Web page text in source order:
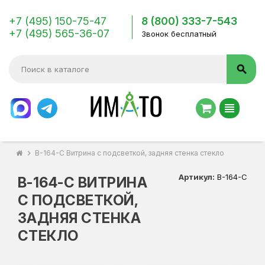
+7 (495) 150-75-47
+7 (495) 565-36-07
8 (800) 333-7-543
Звонок бесплатный
search
view_headline
chevron_right В-164-С Витрина с подсветкой, задняя стенка стекло
В-164-С ВИТРИНА
С ПОДСВЕТКОЙ,
ЗАДНЯЯ СТЕНКА
СТЕКЛО
Артикул: В-164-С